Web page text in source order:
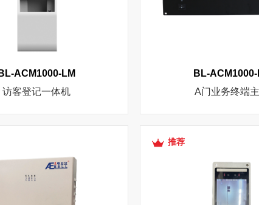
ACM1000-LM
访客登记一体机
BL-
A门业务终端
推荐